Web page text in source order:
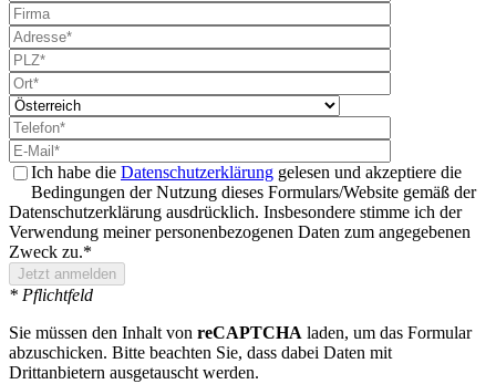
Ich habe die Datenschutzerklärung gelesen und akzeptiere die
Bedingungen der Nutzung dieses Formulars/Website gemäß der
Datenschutzerklärung ausdrücklich. Insbesondere stimme ich der
Verwendung meiner personenbezogenen Daten zum angegebenen
Zweck zu.*
* Pflichtfeld
Sie müssen den Inhalt von reCAPTCHA laden, um das Formular
abzuschicken. Bitte beachten Sie, dass dabei Daten mit
Drittanbietern ausgetauscht werden.